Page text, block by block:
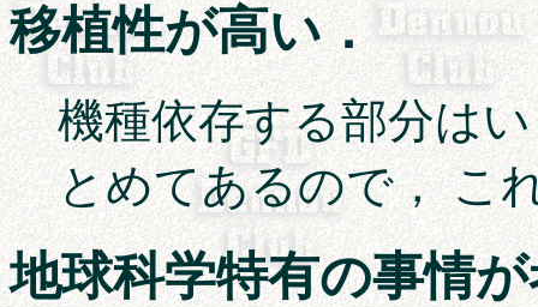
移植性が高い．
機種依存する部分は
とめてあるので， こ
地球科学特有の事情